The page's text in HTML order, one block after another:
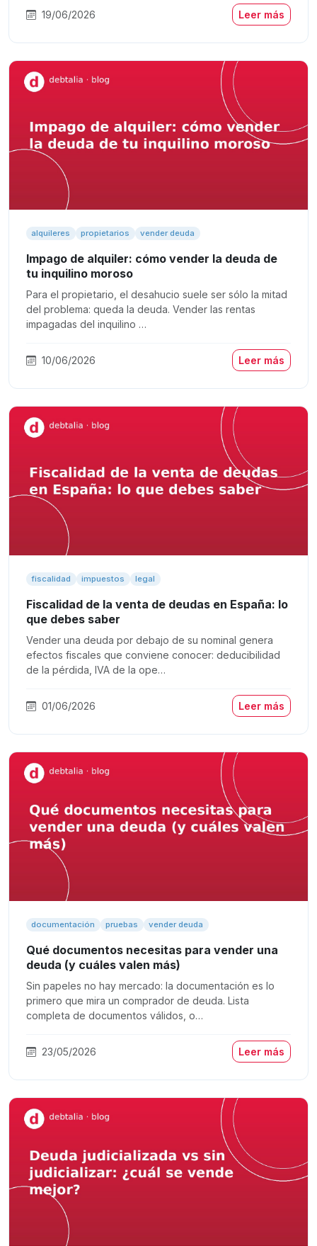
19/06/2026 Leer más
alquileres propietarios vender deuda
Impago de alquiler: cómo vender la deuda de
tu inquilino moroso
Para el propietario, el desahucio suele ser sólo la mitad
del problema: queda la deuda. Vender las rentas
impagadas del inquilino …
10/06/2026 Leer más
fiscalidad impuestos legal
Fiscalidad de la venta de deudas en España: lo
que debes saber
Vender una deuda por debajo de su nominal genera
efectos fiscales que conviene conocer: deducibilidad
de la pérdida, IVA de la ope…
01/06/2026 Leer más
documentación pruebas vender deuda
Qué documentos necesitas para vender una
deuda (y cuáles valen más)
Sin papeles no hay mercado: la documentación es lo
primero que mira un comprador de deuda. Lista
completa de documentos válidos, o…
23/05/2026 Leer más